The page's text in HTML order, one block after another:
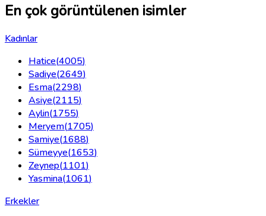
En çok görüntülenen isimler
Kadınlar
Hatice(4005)
Sadiye(2649)
Esma(2298)
Asiye(2115)
Aylin(1755)
Meryem(1705)
Samiye(1688)
Sümeyye(1653)
Zeynep(1101)
Yasmina(1061)
Erkekler